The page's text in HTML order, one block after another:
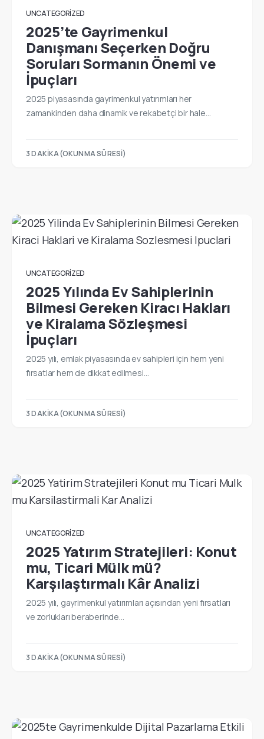
UNCATEGORIZED
2025’te Gayrimenkul
Danışmanı Seçerken Doğru
Soruları Sormanın Önemi ve
İpuçları
2025 piyasasında gayrimenkul yatırımları her
zamankinden daha dinamik ve rekabetçi bir hale…
3 DAKIKA(OKUNMA SÜRESI)
UNCATEGORIZED
2025 Yılında Ev Sahiplerinin
Bilmesi Gereken Kiracı Hakları
ve Kiralama Sözleşmesi
İpuçları
2025 yılı, emlak piyasasında ev sahipleri için hem yeni
fırsatlar hem de dikkat edilmesi…
3 DAKIKA(OKUNMA SÜRESI)
UNCATEGORIZED
2025 Yatırım Stratejileri: Konut
mu, Ticari Mülk mü?
Karşılaştırmalı Kâr Analizi
2025 yılı, gayrimenkul yatırımları açısından yeni fırsatları
ve zorlukları beraberinde…
3 DAKIKA(OKUNMA SÜRESI)